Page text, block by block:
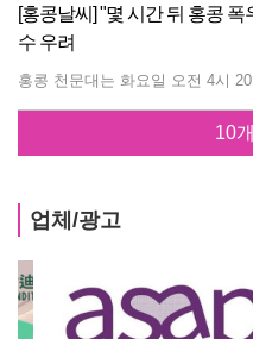
[홍콩날씨] "몇 시간 뒤 홍콩
수 우려
10
업체/광고